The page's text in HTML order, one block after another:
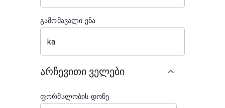
გამომავალი ენა
არჩევითი ველები
ფორმალობის დონე